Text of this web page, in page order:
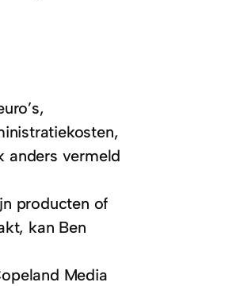
anders vermeld
producten of
kan Ben
Media